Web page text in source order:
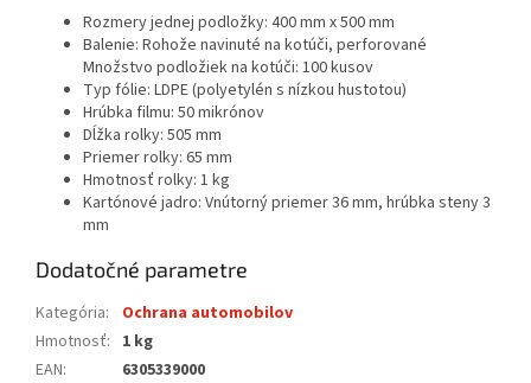
Rozmery jednej podložky: 400 mm x 500 mm
Balenie: Rohože navinuté na kotúči, perforované
Množstvo podložiek na kotúči: 100 kusov
Typ fólie: LDPE (polyetylén s nízkou hustotou)
Hrúbka filmu: 50 mikrónov
Dĺžka rolky: 505 mm
Priemer rolky: 65 mm
Hmotnosť rolky: 1 kg
Kartónové jadro: Vnútorný priemer 36 mm, hrúbka steny 3
mm
Dodatočné parametre
Kategória:
Ochrana automobilov
Hmotnosť: 1 kg
EAN: 6305339000